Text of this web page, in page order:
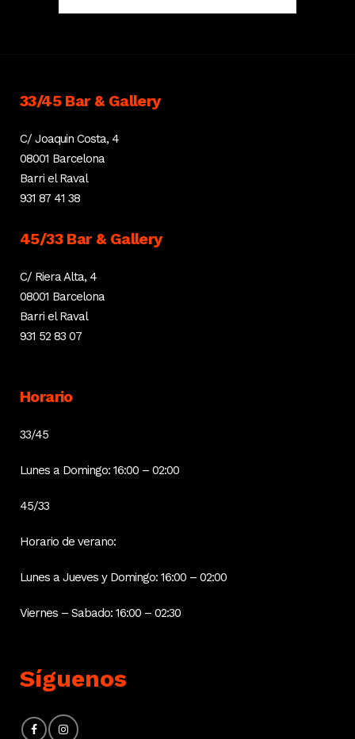
33/45 Bar & Gallery
C/ Joaquin Costa, 4
08001 Barcelona
Barri el Raval
931 87 41 38
45/33 Bar & Gallery
C/ Riera Alta, 4
08001 Barcelona
Barri el Raval
931 52 83 07
Horario
33/45
Lunes a Domingo: 16:00 – 02:00
45/33
Horario de verano:
Lunes a Jueves y Domingo: 16:00 – 02:00
Viernes – Sabado: 16:00 – 02:30
Síguenos